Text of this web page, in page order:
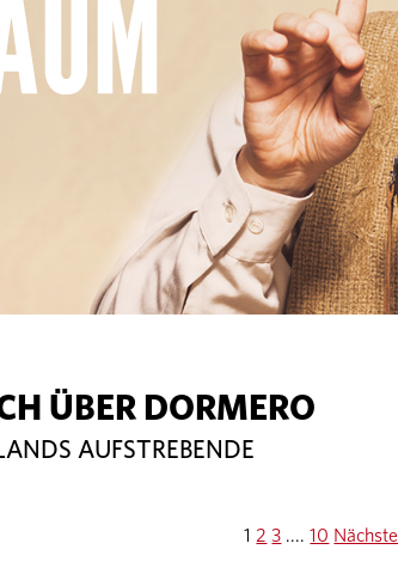
ÜBER DORMERO
AUFSTREBENDE
1 2 3 .... 10 Nächste